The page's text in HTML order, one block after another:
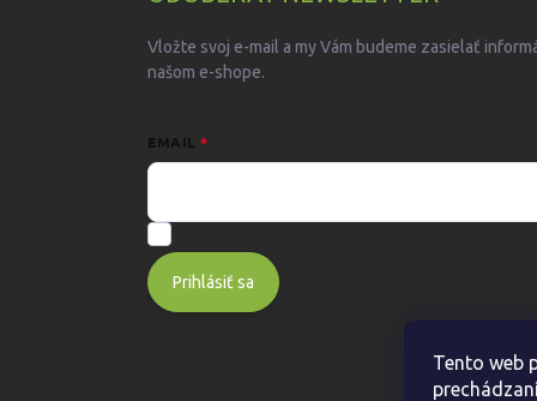
Tento web
Vložte svoj e-mail a my Vám budeme zasielať
našom e-shope.
EMAIL
Prihlásiť sa